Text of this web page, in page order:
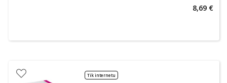
8,69 €
Tik internetu